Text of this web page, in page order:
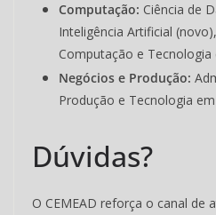
Computação: Ciência de
Inteligência Artificial
Computação e
Negócios e Produção:
Produção e Tecnologia
Dúvidas?
O CEMEAD reforça o canal de